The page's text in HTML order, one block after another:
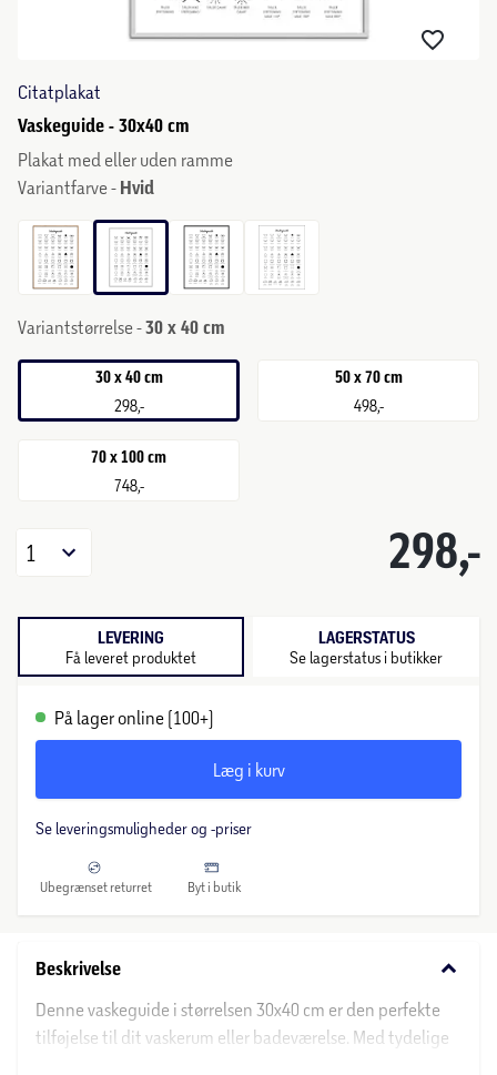
Citatplakat
Vaskeguide - 30x40 cm
Plakat med eller uden ramme
Variantfarve - Hvid
Variantstørrelse -30 x 40 cm
30 x 40 cm
298,-
50 x 70 cm
498,-
70 x 100 cm
748,-
298,-
1
LEVERING
Få leveret produktet
LAGERSTATUS
Se lagerstatus i butikker
På lager online (100+)
Læg i kurv
Se leveringsmuligheder og -priser
Ubegrænset returret Byt i butik
Beskrivelse keyboard_arrow_down
Denne vaskeguide i størrelsen 30x40 cm er den perfekte
tilføjelse til dit vaskerum eller badeværelse. Med tydelige